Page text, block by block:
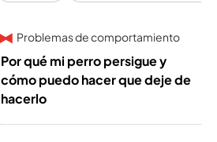
Problemas de comportamiento
Por qué mi perro persigue y
cómo puedo hacer que deje de
hacerlo